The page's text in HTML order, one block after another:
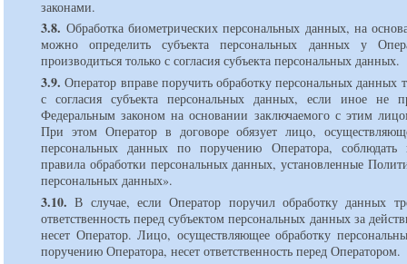
законами.
3.8. Обработка биометрических персональных данных, на
можно определить субъекта персональных данных у
производиться только с согласия субъекта персональных данных.
3.9. Оператор вправе поручить обработку персональных данных
с согласия субъекта персональных данных, если иное не
Федеральным законом на основании заключаемого с этим
При этом Оператор в договоре обязует лицо,
персональных данных по поручению Оператора,
правила обработки персональных данных, установленные
персональных данных».
3.10. В случае, если Оператор поручил обработку данных
ответственность перед субъектом персональных данных за
несет Оператор. Лицо, осуществляющее обработку
поручению Оператора, несет ответственность перед Оператором.